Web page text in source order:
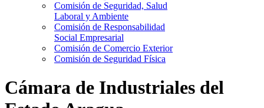
Comisión de Seguridad, Salud
Laboral y Ambiente
Comisión de Responsabilidad
Social Empresarial
Comisión de Comercio Exterior
Comisión de Seguridad Física
Cámara de Industriales del